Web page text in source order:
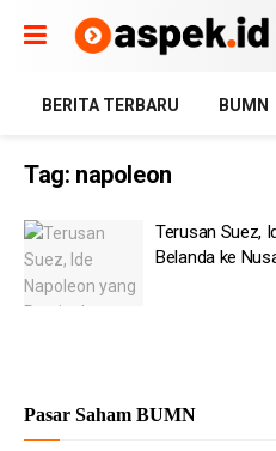
BERITA TERBARU BUMN
Tag: napoleon
Terusan Suez,
Belanda ke
Pasar Saham BUMN